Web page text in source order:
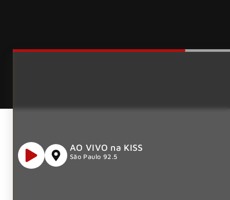
AO VIVO na KISS
São Paulo 92.5